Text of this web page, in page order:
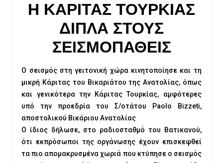
Η ΚΑΡΙΤΑΣ ΤΟΥΡΚΙΑΣ
ΔΙΠΛΑ ΣΤΟΥΣ
ΣΕΙΣΜΟΠΑΘΕΙΣ
Ο σεισμός στη γειτονική χώρα κινητοποίησε και τη
μικρή Κάριτας του Βικαριάτου της Ανατολίας, όπως
και γενικότερα την Κάριτας Τουρκίας, αμφότερες
υπό την προεδρία του Σ/οτάτου Paolo Bizzeti,
αποστολικού Βικάριου Ανατολίας
Ο ίδιος δήλωσε, στο ραδιοσταθμό του Βατικανού,
ότι εκπρόσωποι της οργάνωσης έχουν επισκεφθεί
τα πιο απομακρυσμένα χωριά που κτύπησε ο σεισμός